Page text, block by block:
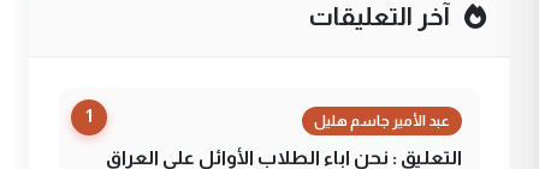
آخر التعليقات
1 عبد الأمير جاسم هليل
التعليق : نحن اباء الطلاب الأوائل على العراق